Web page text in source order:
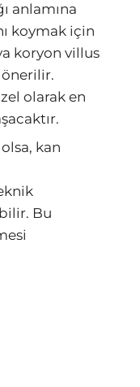
anlamına
koymak için
koryon villus
olarak en
kan
Bu